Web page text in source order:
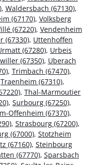
, Waldersbach (67130),
(67170), Volksberg
(67220), Vendenheim
(67330), Uttenhoffen
(67280), Urbeis
(67350), Uberach
, Trimbach (67470),
Traenheim (67310),
, Thal-Marmoutier
, Surbourg (67250),
Offenheim (67370),
, Strasbourg (67200),
(67000), Stotzheim
(67160), Steinbourg
(67770), Sparsbach